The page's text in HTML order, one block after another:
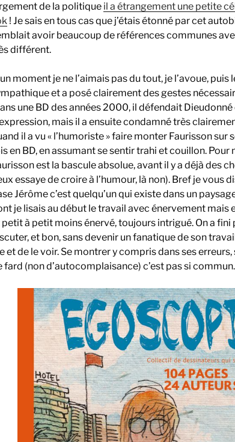
de la politique il a étrangement une petite
! Je sais en tous cas que j’étais étonné par cet
avoir beaucoup de références communes
différent.
moment je ne l’aimais pas du tout, je l’avoue, puis
et a posé clairement des gestes
une BD des années 2000, il défendait
mais il a ensuite condamné très
il a vu « l’humoriste » faire monter Faurisson sur
en BD, en assumant se sentir trahi et couillon. Pour
est la bascule absolue, avant il y a déjà des
essaye de croire à l’humour, là non). Bref je vous
Jérôme c’est quelqu’un qui existe dans un
je lisais au début le travail avec énervement mais
à petit moins énervé, toujours intrigué. On a fini
et bon, sans devenir un fanatique de son
et de le voir. Se montrer y compris dans ses
fard (non d’autocomplaisance) c’est pas si commun.